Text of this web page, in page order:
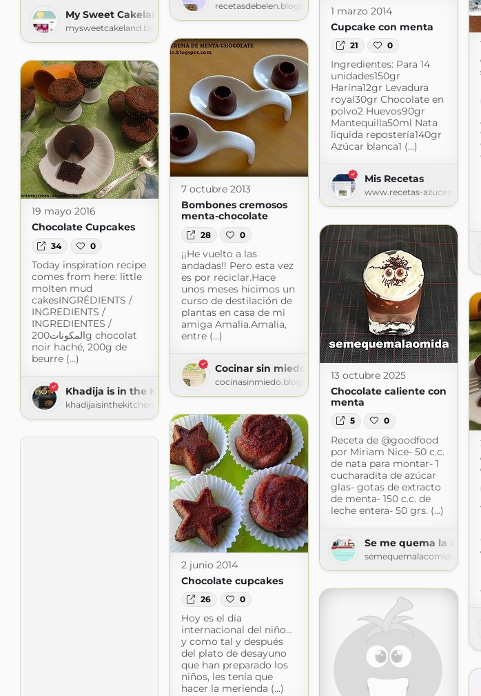
My Sweet Cakeland
mysweetcakeland.blogspot.com
recetasdebelen.blogspot.com1 marzo 2014
Cupcake con menta
21 0
Ingredientes: Para 14
unidades150gr
Harina12gr Levadura
royal30gr Chocolate en
polvo2 Huevos90gr
Mantequilla50ml Nata
liquida repostería140gr
Azúcar blanca1 (...)
Mis Recetas
www.recetas-azucena.com
7 octubre 2013
Bombones cremosos
menta-chocolate
28 0
¡¡He vuelto a las
andadas!! Pero esta vez
es por reciclar.Hace
unos meses hicimos un
curso de destilación de
plantas en casa de mi
amiga Amalia.Amalia,
entre (...)
Cocinar sin miedo
cocinasinmiedo.blogspot.com
19 mayo 2016
Chocolate Cupcakes
34 0
Today inspiration recipe
comes from here: little
molten mud
cakesINGRÉDIENTS /
INGREDIENTS /
INGREDIENTES /
المكونات200g chocolat
noir haché, 200g de
beurre (...)
Khadija is in the Kitchen
khadijaisinthekitchen.blogspot.com
13 octubre 2025
Chocolate caliente con
menta
5 0
Receta de @goodfood
por Miriam Nice- 50 c.c.
de nata para montar- 1
cucharadita de azúcar
glas- gotas de extracto
de menta- 150 c.c. de
leche entera- 50 grs. (...)
Se me quema la
2 junio 2014
Chocolate cupcakes
26 0
Hoy es el día
internacional del niño...
y como tal y después
del plato de desayuno
que han preparado los
niños, les tenía que
hacer la merienda (...)